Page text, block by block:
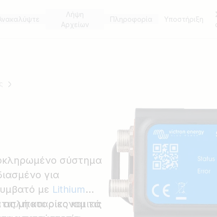
Λήψη
Αρχείων
Πληροφορία Υποστήριξη
σύστημα
για
με Lithium
μπαταρίες και τις
και οικονομικά